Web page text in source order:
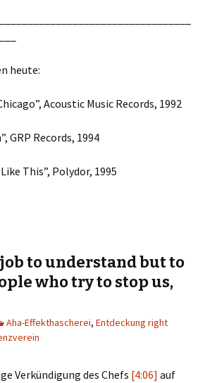
heute:
Acoustic Music Records, 1992
GRP Records, 1994
This”, Polydor, 1995
to understand but to
who try to stop us,
Aha-Effekthascherei, Entdeckung right
Verkündigung des Chefs [4:06] auf